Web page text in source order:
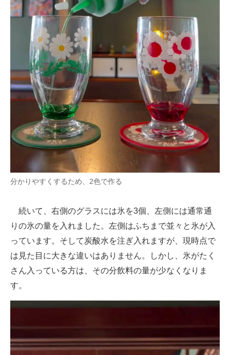
分かりやすくするため、2色で作る
続いて、右側のグラスには氷を3個、左側には通常通
りの氷の量を入れました。左側はふちまで並々と氷が入
っています。そして炭酸水を注ぎ入れますが、現時点で
は見た目に大きな違いはありません。しかし、氷がたく
さん入っている方は、その分飲料の量が少なくなりま
す。